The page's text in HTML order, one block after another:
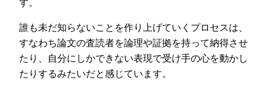
す。
誰も未だ知らないことを作り上げていくプロセスは、
すなわち論文の査読者を論理や証拠を持って納得させ
たり、自分にしかできない表現で受け手の心を動かし
たりするみたいだと感じています。